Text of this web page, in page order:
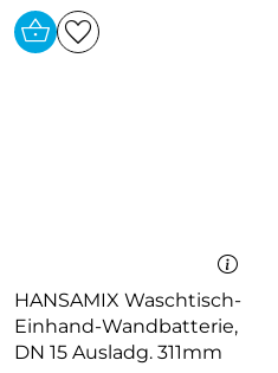
HANSAMIX Waschtisch-
Einhand-Wandbatterie,
DN 15 Ausladg. 311mm